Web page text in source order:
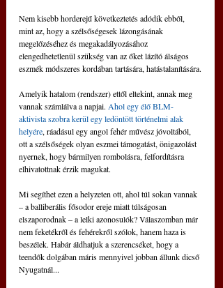
Nem kisebb horderejű következtetés adódik ebből,
mint az, hogy a szélsőségesek lázongásának
megelőzéséhez és megakadályozásához
elengedhetetlenül szükség van az őket lázító álságos
eszmék módszeres kordában tartására, hatástalanítására.
Amelyik hatalom (rendszer) ettől eltekint, annak meg
vannak számlálva a napjai. Ahol egy élő BLM-
aktivista szobra kerül egy ledöntött történelmi alak
helyére, ráadásul egy angol fehér művész jóvoltából,
ott a szélsőségek olyan eszmei támogatást, önigazolást
nyernek, hogy bármilyen rombolásra, felfordításra
elhivatottnak érzik magukat.
Mi segíthet ezen a helyzeten ott, ahol túl sokan vannak
– a balliberális fősodor ereje miatt túlságosan
elszaporodnak – a lelki azonosulók? Válaszomban már
nem feketékről és fehérekről szólok, hanem haza is
beszélek. Habár áldhatjuk a szerencséket, hogy a
teendők dolgában máris mennyivel jobban állunk dicső
Nyugatnál...